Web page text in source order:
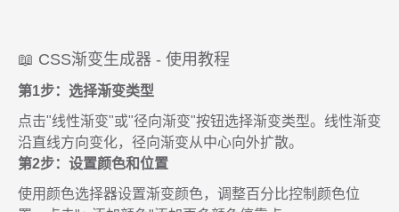
📖 CSS渐变生成器 - 使用教程
第1步：选择渐变类型
点击"线性渐变"或"径向渐变"按钮选择渐变类型。线性渐变
沿直线方向变化，径向渐变从中心向外扩散。
第2步：设置颜色和位置
使用颜色选择器设置渐变颜色，调整百分比控制颜色位